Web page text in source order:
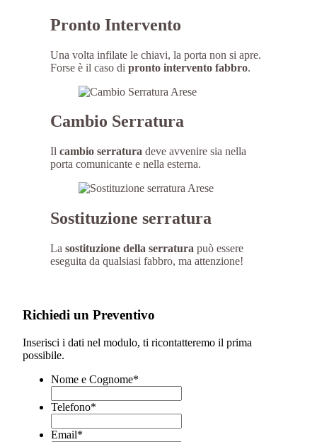
Pronto Intervento
Una volta infilate le chiavi, la porta non si apre.
Forse è il caso di pronto intervento fabbro.
Cambio Serratura
Il cambio serratura deve avvenire sia nella
porta comunicante e nella esterna.
Sostituzione serratura
La sostituzione della serratura può essere
eseguita da qualsiasi fabbro, ma attenzione!
Richiedi un Preventivo
Inserisci i dati nel modulo, ti ricontatteremo il prima
possibile.
Nome e Cognome*
Telefono*
Email*